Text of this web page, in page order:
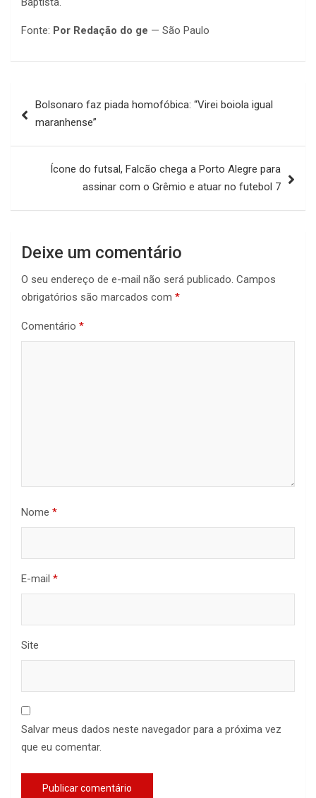
Fonte: Por Redação do ge — São Paulo
de
Bolsonaro faz piada homofóbica: “Virei boiola igual
maranhense”
Ícone do futsal, Falcão chega a Porto Alegre para
assinar com o Grêmio e atuar no futebol 7
Deixe um comentário
O seu endereço de e-mail não será publicado. Campos
obrigatórios são marcados com *
Comentário *
Nome *
E-mail *
Site
Salvar meus dados neste navegador para a próxima vez
que eu comentar.